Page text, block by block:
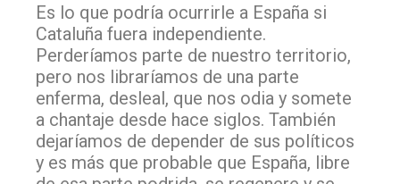
Es lo que podría ocurrirle a España si
Cataluña fuera independiente.
Perderíamos parte de nuestro territorio,
pero nos libraríamos de una parte
enferma, desleal, que nos odia y somete
a chantaje desde hace siglos. También
dejaríamos de depender de sus políticos
y es más que probable que España, libre